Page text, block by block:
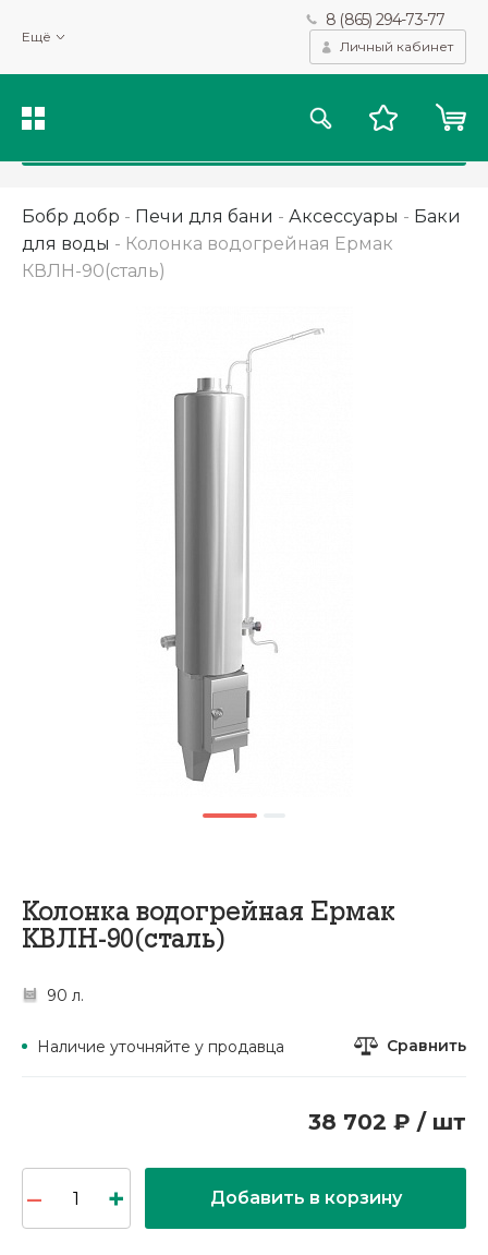
Ещё
8 (865) 294-73-77
Личный кабинет
Бобр добр - Печи для бани - Аксессуары - Баки
для воды - Колонка водогрейная Ермак
КВЛН-90(сталь)
Колонка водогрейная Ермак
КВЛН-90(сталь)
90 л.
Наличие уточняйте у продавца Сравнить
38 702 ₽ / шт
Добавить в корзину
Мы используем файлы cookie и другие подобные технологии
для получения данных с целью сбора статистики, повышения
качества рекомендаций и предоставления вам возможности
персонализированного просмотра.Подробнее